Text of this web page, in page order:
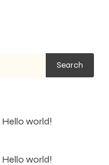
Search
Hello world!
Hello world!